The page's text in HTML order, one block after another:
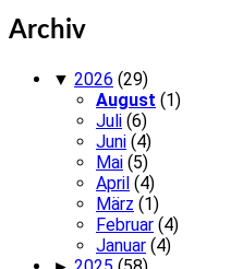
Archiv
▼ 2026 (29)
August (1)
Juli (6)
Juni (4)
Mai (5)
April (4)
März (1)
Februar (4)
Januar (4)